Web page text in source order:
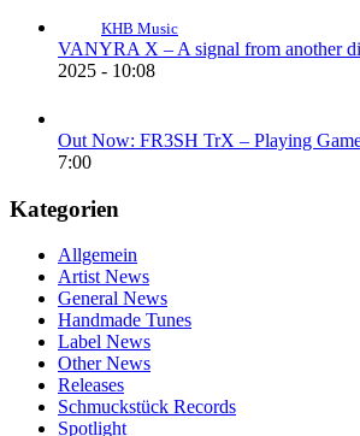
KHB Music
VANYRA X – A signal from another
2025 - 10:08
Out Now: FR3SH TrX – Playing
7:00
Kategorien
Allgemein
Artist News
General News
Handmade Tunes
Label News
Other News
Releases
Schmuckstück Records
Spotlight